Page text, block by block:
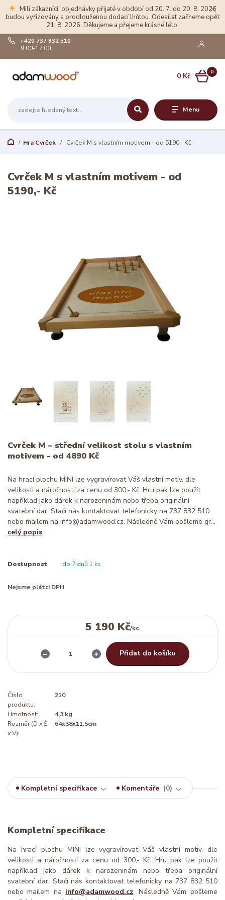
☀ Milí zákazníci, objednávky přijaté v období od 20. 7. do 20. 8. 2026
budou vyřizovány s prodlouženou dodací lhůtou. Odesílat začneme opět
21. 8. 2026. Děkujeme a přejeme krásné léto.
Menu
+420 737 832 510
9:00-17:00
0
0 Kč
Hra Cvrček Cvrček M s vlastním motivem - od 5190,- Kč
Cvrček M s vlastním motivem - od
5190,- Kč
Cvrček M – střední velikost stolu s vlastním
motivem - od 4890 Kč
Na hrací plochu MINI lze vygravírovat Váš vlastní motiv, dle
velikosti a náročnosti za cenu od 300,- Kč. Hru pak lze použít
například jako dárek k narozeninám nebo třeba originální
svatební dar. Stačí nás kontaktovat telefonicky na 737 832 510
nebo mailem na info@adamwood.cz. Následně Vám pošleme gr...
celý popis
Dostupnost do 7 dnů 1 ks
Nejsme plátci DPH
5 190 Kč/ks
Přidat do košíku
Číslo
produktu:
210
Hmotnost:
4,3 kg
Rozměr (D x Š
x V):
64x38x11,5cm
Kompletní specifikace Komentáře 0
Kompletní specifikace
Na hrací plochu MINI lze vygravírovat Váš vlastní motiv, dle
velikosti a náročnosti za cenu od 300,- Kč. Hru pak lze použít
například jako dárek k narozeninám nebo třeba originální
svatební dar. Stačí nás kontaktovat telefonicky na 737 832 510
nebo mailem na info@adamwood.cz. Následně Vám pošleme